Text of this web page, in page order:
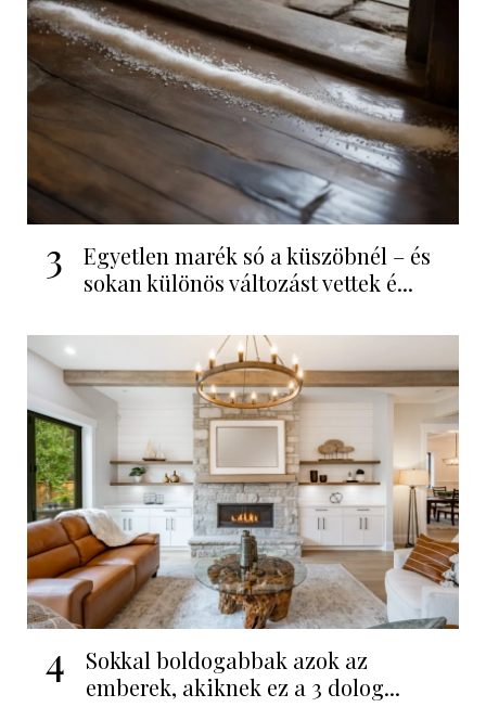
3
Egyetlen marék só a küszöbnél – és
sokan különös változást vettek é...
4
Sokkal boldogabbak azok az
emberek, akiknek ez a 3 dolog...